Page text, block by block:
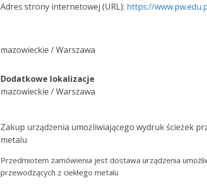
Adres strony internetowej (URL): https://
mazowieckie / Warszawa
Dodatkowe lokalizacje
mazowieckie / Warszawa
Zakup urządzenia umożliwiającego wydruk ścieżek
metalu
Przedmiotem zamówienia jest dostawa urządzenia
przewodzących z ciekłego metalu